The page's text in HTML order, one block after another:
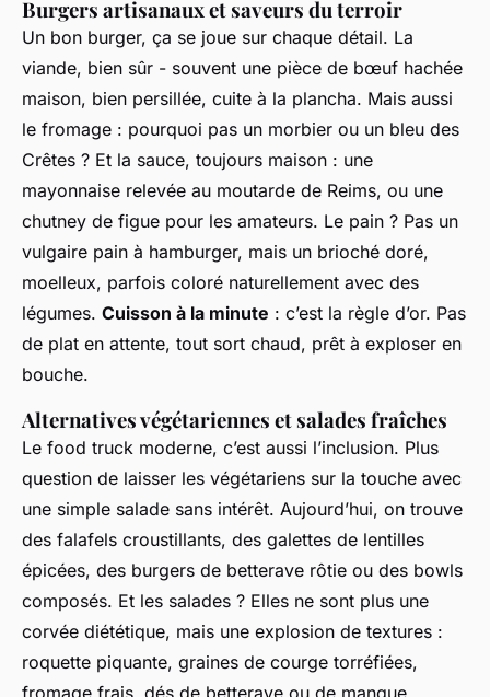
Burgers artisanaux et saveurs du terroir
Un bon burger, ça se joue sur chaque détail. La
viande, bien sûr - souvent une pièce de bœuf hachée
maison, bien persillée, cuite à la plancha. Mais aussi
le fromage : pourquoi pas un morbier ou un bleu des
Crêtes ? Et la sauce, toujours maison : une
mayonnaise relevée au moutarde de Reims, ou une
chutney de figue pour les amateurs. Le pain ? Pas un
vulgaire pain à hamburger, mais un brioché doré,
moelleux, parfois coloré naturellement avec des
légumes. Cuisson à la minute : c’est la règle d’or. Pas
de plat en attente, tout sort chaud, prêt à exploser en
bouche.
Alternatives végétariennes et salades fraîches
Le food truck moderne, c’est aussi l’inclusion. Plus
question de laisser les végétariens sur la touche avec
une simple salade sans intérêt. Aujourd’hui, on trouve
des falafels croustillants, des galettes de lentilles
épicées, des burgers de betterave rôtie ou des bowls
composés. Et les salades ? Elles ne sont plus une
corvée diététique, mais une explosion de textures :
roquette piquante, graines de courge torréfiées,
fromage frais, dés de betterave ou de mangue.